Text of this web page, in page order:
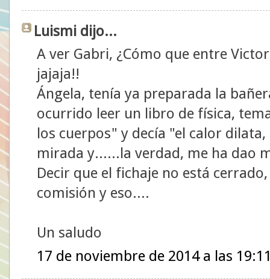
Luismi dijo...
A ver Gabri, ¿Cómo que entre
jajaja!!
Ángela, tenía ya preparada la
ocurrido leer un libro de física,
los cuerpos" y decía "el calor
mirada y......la verdad, me ha dao
Decir que el fichaje no está
comisión y eso....
Un saludo
17 de noviembre de 2014 a las